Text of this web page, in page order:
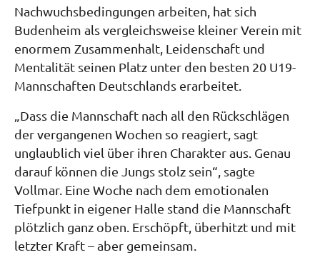
Nachwuchsbedingungen arbeiten, hat sich
Budenheim als vergleichsweise kleiner Verein mit
enormem Zusammenhalt, Leidenschaft und
Mentalität seinen Platz unter den besten 20 U19-
Mannschaften Deutschlands erarbeitet.
„Dass die Mannschaft nach all den Rückschlägen
der vergangenen Wochen so reagiert, sagt
unglaublich viel über ihren Charakter aus. Genau
darauf können die Jungs stolz sein“, sagte
Vollmar. Eine Woche nach dem emotionalen
Tiefpunkt in eigener Halle stand die Mannschaft
plötzlich ganz oben. Erschöpft, überhitzt und mit
letzter Kraft – aber gemeinsam.